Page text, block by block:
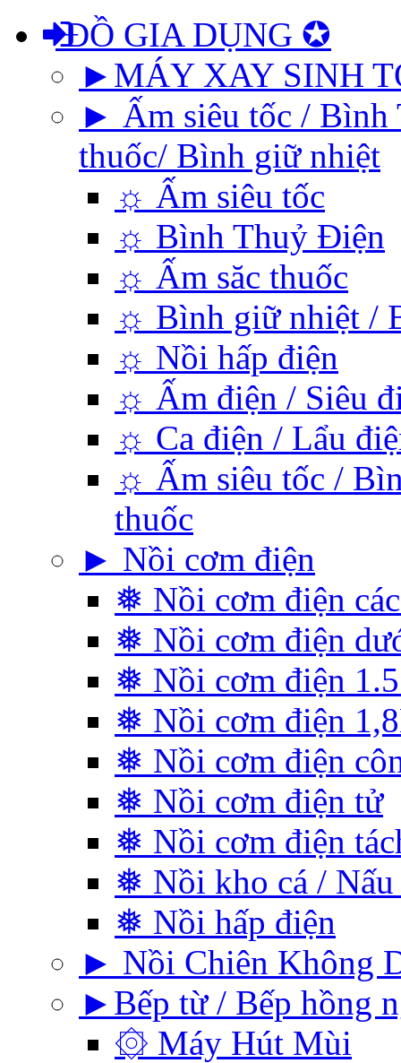
ĐỒ GIA DỤNG ✪
►MÁY XAY SINH
► Ấm siêu tốc / Bình
thuốc/ Bình giữ nhiệt
☼ Ấm siêu tốc
☼ Bình Thuỷ Điện
☼ Ấm săc thuốc
☼ Bình giữ nhiệt /
☼ Nồi hấp điện
☼ Ấm điện / Siêu
☼ Ca điện / Lẩu
☼ Ấm siêu tốc /
thuốc
► Nồi cơm điện
❅ Nồi cơm điện
❅ Nồi cơm điện
❅ Nồi cơm điện
❅ Nồi cơm điện
❅ Nồi cơm điện
❅ Nồi cơm điện tử
❅ Nồi cơm điện
❅ Nồi kho cá / Nấu
❅ Nồi hấp điện
► Nồi Chiên Không
►Bếp từ / Bếp hồng
۞ Máy Hút Mùi